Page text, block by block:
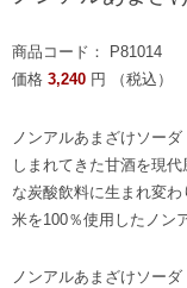
商品コード： P81014
価格 3,240 円 （税込）
ノンアルあまざけソー
しまれてきた甘酒を現
な炭酸飲料に生まれ変
米を100％使用したノン
ノンアルあまざけソーダ